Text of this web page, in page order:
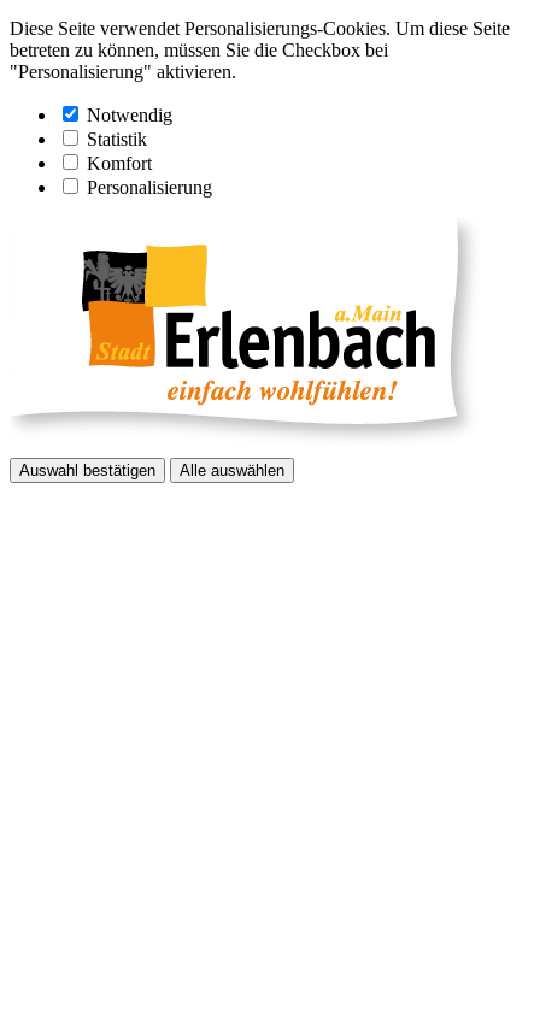
Diese Seite verwendet Personalisierungs-Cookies. Um diese Seite
betreten zu können, müssen Sie die Checkbox bei
"Personalisierung" aktivieren.
Notwendig
Statistik
Komfort
Personalisierung
Auswahl bestätigen Alle auswählen